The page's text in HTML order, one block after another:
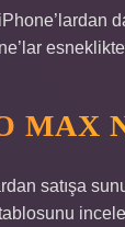
MAX
satışa